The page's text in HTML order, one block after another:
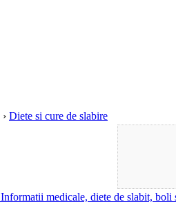
› Diete si cure de slabire